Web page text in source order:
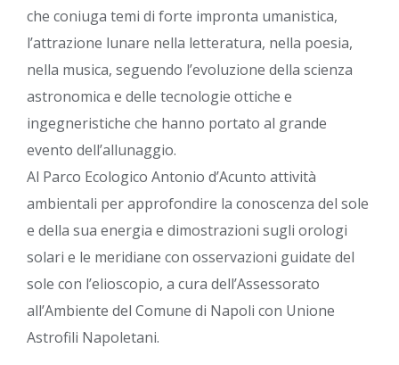
che coniuga temi di forte impronta umanistica,
l’attrazione lunare nella letteratura, nella poesia,
nella musica, seguendo l’evoluzione della scienza
astronomica e delle tecnologie ottiche e
ingegneristiche che hanno portato al grande
evento dell’allunaggio.
Al Parco Ecologico Antonio d’Acunto attività
ambientali per approfondire la conoscenza del sole
e della sua energia e dimostrazioni sugli orologi
solari e le meridiane con osservazioni guidate del
sole con l’elioscopio, a cura dell’Assessorato
all’Ambiente del Comune di Napoli con Unione
Astrofili Napoletani.